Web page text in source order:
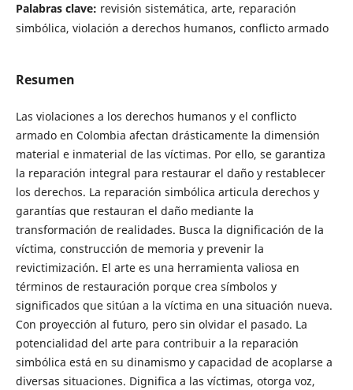
Palabras clave: revisión sistemática, arte, reparación
simbólica, violación a derechos humanos, conflicto armado
Resumen
Las violaciones a los derechos humanos y el conflicto
armado en Colombia afectan drásticamente la dimensión
material e inmaterial de las víctimas. Por ello, se garantiza
la reparación integral para restaurar el daño y restablecer
los derechos. La reparación simbólica articula derechos y
garantías que restauran el daño mediante la
transformación de realidades. Busca la dignificación de la
víctima, construcción de memoria y prevenir la
revictimización. El arte es una herramienta valiosa en
términos de restauración porque crea símbolos y
significados que sitúan a la víctima en una situación nueva.
Con proyección al futuro, pero sin olvidar el pasado. La
potencialidad del arte para contribuir a la reparación
simbólica está en su dinamismo y capacidad de acoplarse a
diversas situaciones. Dignifica a las víctimas, otorga voz,